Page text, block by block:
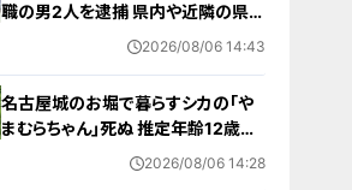
職の男2人を逮捕 県内や近隣の県で
相次ぐ窃盗事件との関連は… 愛知
2026/08/06 14:43
名古屋城のお堀で暮らすシカの｢や
まむらちゃん｣死ぬ 推定年齢12歳以
上 7月半ばから体調不良 母親とみら
2026/08/06 14:28